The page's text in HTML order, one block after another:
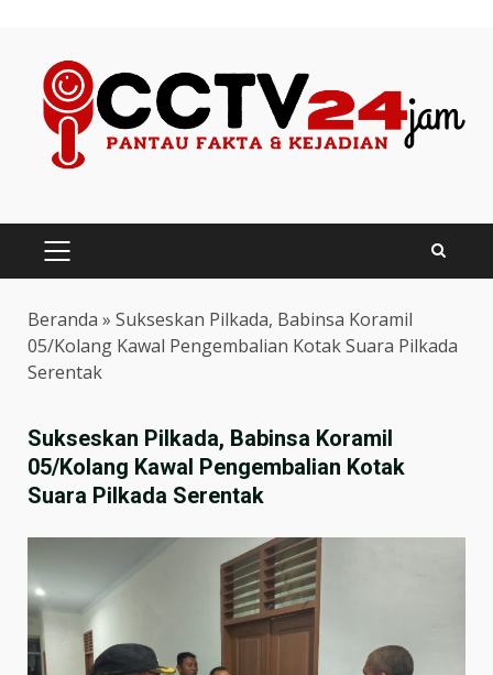
content
PRIMARY
MENU
Beranda » Sukseskan Pilkada, Babinsa Koramil
05/Kolang Kawal Pengembalian Kotak Suara Pilkada
Serentak
Sukseskan Pilkada, Babinsa Koramil
05/Kolang Kawal Pengembalian Kotak
Suara Pilkada Serentak